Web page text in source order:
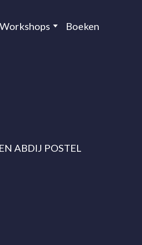
Workshops Boeken
ABDIJ POSTEL